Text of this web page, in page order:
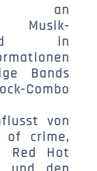
an
Musik-
in
Bands
Combo
von
of crime,
Red Hot